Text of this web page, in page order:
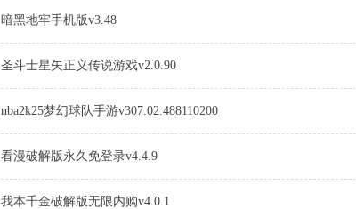
暗黑地牢手机版v3.48
圣斗士星矢正义传说游戏v2.0.90
nba2k25梦幻球队手游v307.02.488110200
看漫破解版永久免登录v4.4.9
我本千金破解版无限内购v4.0.1